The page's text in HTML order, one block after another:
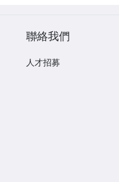
聯絡我們
人才招募